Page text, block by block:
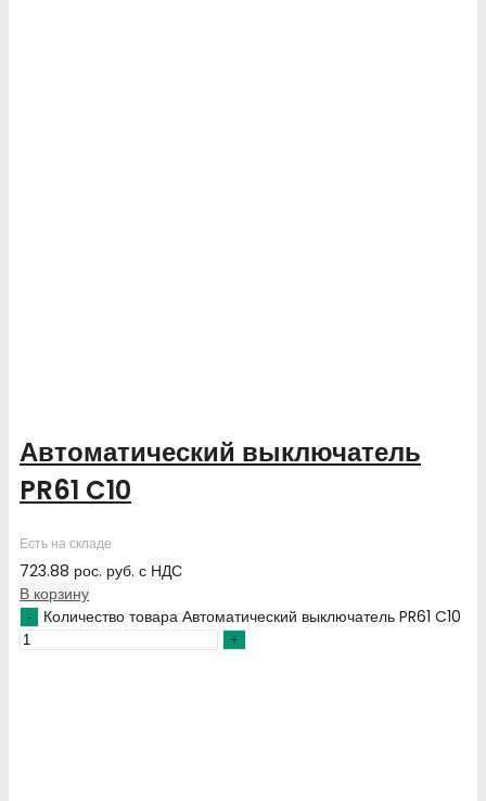
Автоматический выключатель
PR61 C10
Есть на складе
723.88 рос. руб. с НДС
В корзину
Количество товара Автоматический выключатель PR61 C10